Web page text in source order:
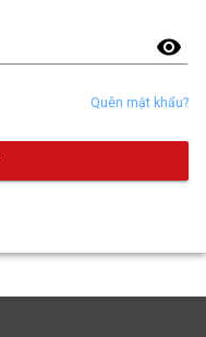
visibility
Quên mật khẩu?